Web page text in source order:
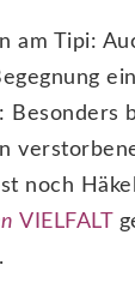
am Tipi:
Besonders
noch
VIELFALT